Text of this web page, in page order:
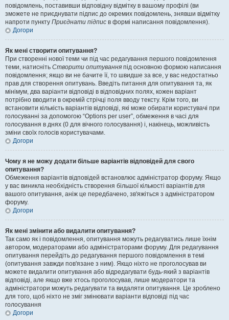
повідомлень, поставивши відповідну відмітку в вашому профілі (ви
зможете не приєднувати підпис до окремих повідомлень, знявши відмітку
напроти пункту Приєднати підпис в формі написання повідомлення).
Догори
Як мені створити опитування?
При створенні нової теми чи під час редагування першого повідомлення
теми, натисніть Створити опитування під основною формою написання
повідомлення; якщо ви не бачите її, то швидше за все, у вас недостатньо
прав для створення опитувань. Введіть питання для опитування та, як
мінімум, два варіанти відповіді в відповідних полях, кожен варіант
потрібно вводити в окремій стрічці поля вводу тексту. Крім того, ви
встановити кількість варіантів відповіді, які може обирати користувачі при
голосуванні за допомогою “Options per user”, обмеження в часі для
голосування в днях (0 для вічного голосування) і, накінець, можливість
зміни своїх голосів користувачами.
Догори
Чому я не можу додати більше варіантів відповідей для свого
опитування?
Обмеження варіантів відповідей встановлює адміністратор форуму. Якщо
у вас виникла необхідність створення більшої кількості варіантів для
вашого опитування, аніж це передбачено, зв'яжіться з адміністратором
форуму.
Догори
Як мені змінити або видалити опитування?
Так само як і повідомлення, опитування можуть редагуватись лише їхнім
автором, модераторами або адміністраторами форуму. Для редагування
опитування перейдіть до редагування першого повідомлення в темі
(опитування завжди пов'язане з ним). Якщо ніхто не проголосував ви
можете видалити опитування або відредагувати будь-який з варіантів
відповіді, але якщо вже хтось проголосував, лише модератори та
адміністратори можуть редагувати та видаляти опитування. Це зроблено
для того, щоб ніхто не зміг змінювати варіанти відповіді під час
голосування
Догори